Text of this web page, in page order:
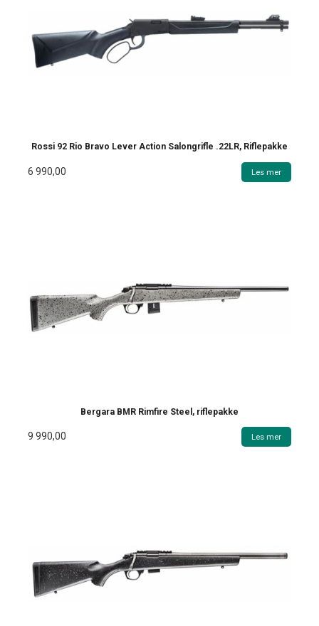
Rossi 92 Rio Bravo Lever Action Salongrifle .22LR, Riflepakke
6 990,00 Les mer
Bergara BMR Rimfire Steel, riflepakke
9 990,00 Les mer